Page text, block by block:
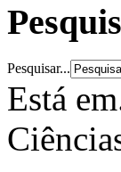
Pesquisar...
Está